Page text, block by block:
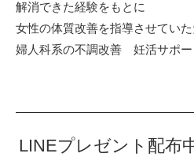
解消できた経験をもとに⁡
女性の体質改善を指導させていた
婦人科系の不調改善 妊活サポー
LINEプレゼント配布